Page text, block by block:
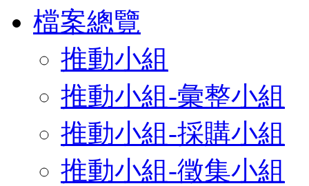
檔案總覽
推動小組
推動小組-彙整小組
推動小組-採購小組
推動小組-徵集小組